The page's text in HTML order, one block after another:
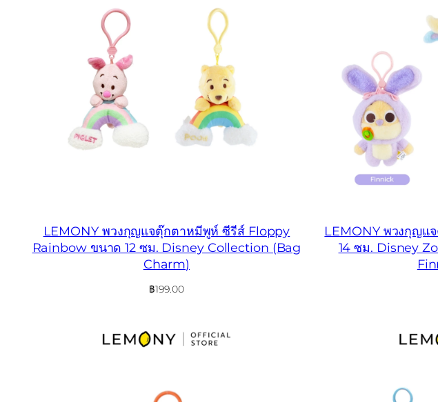
LEMONY พวงกุญแจตุ๊กตาหมีพูห์ ซีรีส์ Floppy
Rainbow ขนาด 12 ซม. Disney Collection (Bag
Charm)
฿199.00
LEMONY พวงกุญแ
14 ซม. Disney